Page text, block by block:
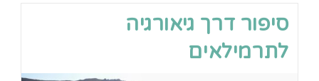
סיפור דרך גיאורגיה
לתרמילאים